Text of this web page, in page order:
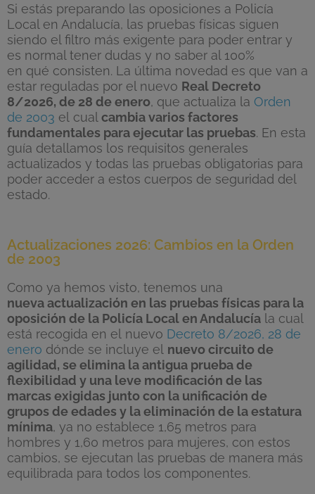
Si estás preparando las oposiciones a Policía
Local en Andalucía, las pruebas físicas siguen
siendo el filtro más exigente para poder entrar y
es normal tener dudas y no saber al 100%
en qué consisten. La última novedad es que van a
estar reguladas por el nuevo Real Decreto
8/2026, de 28 de enero, que actualiza la Orden
de 2003 el cual cambia varios factores
fundamentales para ejecutar las pruebas. En esta
guía detallamos los requisitos generales
actualizados y todas las pruebas obligatorias para
poder acceder a estos cuerpos de seguridad del
estado.
Actualizaciones 2026: Cambios en la Orden
de 2003
Como ya hemos visto, tenemos una
nuevaactualización en las pruebas físicas para la
oposición de la Policía Local en Andalucía la cual
está recogida en el nuevo Decreto 8/2026, 28 de
enero dónde se incluye el nuevo circuito de
agilidad, se elimina la antigua prueba de
flexibilidad y una leve modificación de las
marcas exigidas junto con la unificación de
grupos de edades y la eliminación de la estatura
mínima, ya no establece 1,65 metros para
hombres y 1,60 metros para mujeres, con estos
cambios, se ejecutan las pruebas de manera más
equilibrada para todos los componentes.